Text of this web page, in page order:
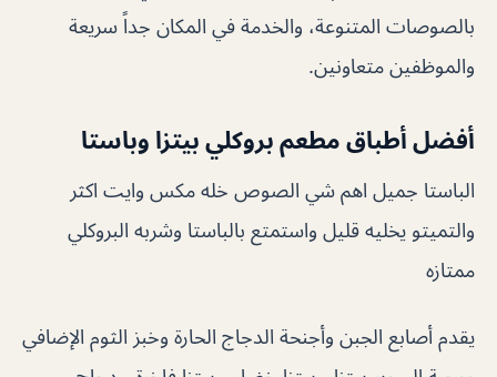
بالصوصات المتنوعة، والخدمة في المكان جداً سريعة
والموظفين متعاونين.
أفضل أطباق مطعم بروكلي بيتزا وباستا
الباستا جميل اهم شي الصوص خله مكس وايت اكثر
والتميتو يخليه قليل واستمتع بالباستا وشربه البروكلي
ممتازه
يقدم أصابع الجبن وأجنحة الدجاج الحارة وخبز الثوم الإضافي